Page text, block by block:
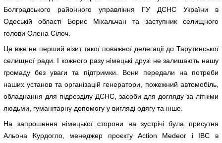
Болградського районного управління ГУ ДСНС України в
Одеській області Борис Міхальчан та заступник селищного
голови Олена Сілоч.
Це вже не перший візит такої поважної делегації до Тарутинської
селищної ради. І кожного разу німецькі друзі не залишають нашу
громаду без уваги та підтримки. Вони передали на потреби
наших установ та організацій генератори, пожежний автомобіль,
обладнання для підрозділу ДСНС, засоби для догляду за літніми
людьми, гуманітарну допомогу у вигляді одягу та інше.
На запрошення німецької сторони на зустрічі була присутня
Альона Курдогло, менеджер проєкту Action Medeor і IBC в